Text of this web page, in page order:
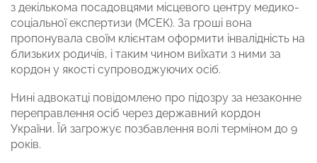
з декількома посадовцями місцевого центру медико-
соціальної експертизи (МСЕК). За гроші вона
пропонувала своїм клієнтам оформити інвалідність на
близьких родичів, і таким чином виїхати з ними за
кордон у якості супроводжуючих осіб.
Нині адвокатці повідомлено про підозру за незаконне
переправлення осіб через державний кордон
України. Їй загрожує позбавлення волі терміном до 9
років.